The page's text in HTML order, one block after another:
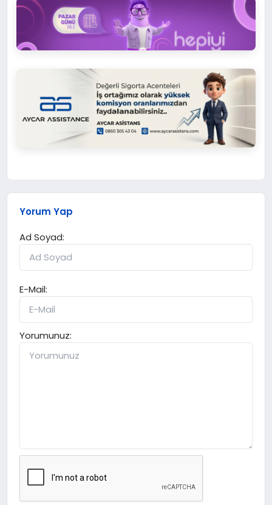
Yorum Yap
Ad Soyad:
E-Mail:
Yorumunuz: